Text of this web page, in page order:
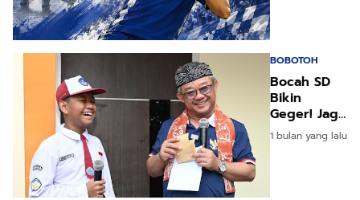
BOBOTOH
Bocah SD
Bikin
Geger! Jago
Inggris,
Impiannya
1 bulan yang lalu